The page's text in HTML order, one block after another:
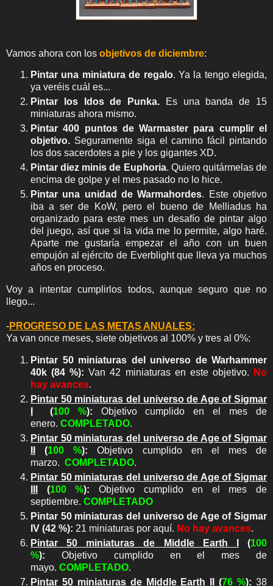
Vamos ahora con los objetivos de diciembre:
Pintar una miniatura de regalo. Ya la tengo elegida,
ya veréis cuál es...
Pintar los
Idos de Punka. Es una banda de 15
miniaturas ahora mismo.
Pintar 400 puntos de Warmaster para cumplir el
objetivo. Seguramente siga el camino fácil pintando
los dos sacerdotes a pie y los gigantes XD.
Pintar diez minis de Euphoria. Quiero quitármelas de
encima de golpe y el mes pasado no lo hice.
Pintar una unidad de Warmahordes. Este objetivo
iba a ser de KoW, pero el bueno de Melliadus ha
organizado para este mes un desafío de pintar algo
del juego, así que si la vida me lo permite, algo haré.
Aparte me gustaría empezar el año con un buen
empujón al ejército de Everblight que lleva ya muchos
años en proceso.
Voy a intentar cumplirlos todos, aunque seguro que no
llego...
-PROGRESO DE LAS METAS ANUALES:
Ya van once meses, siete objetivos al 100% y tres al 0%:
Pintar 50 miniaturas del universo de Warhammer
40k (84 %): Van 42 miniaturas en este objetivo.
No
hay avances.
Pintar 50 miniaturas del universo de Age of Sigmar
(100 %): Objetivo cumplido en el mes de
enero. COMPLETADO.
Pintar 50 miniaturas del universo de Age of Sigmar
(100 %): Objetivo cumplido en el mes de
marzo. COMPLETADO.
Pintar 50 miniaturas del universo de Age of Sigmar
(100%): Objetivo cumplido en el mes de
septiembre. COMPLETADO.
Pintar 50 miniaturas del universo de Age of Sigmar
IV (42 %): 21 miniaturas por aquí. No hay avances.
Pintar 50 miniaturas de Middle Earth I
(100
%): Objetivo cumplido en el mes de
mayo. COMPLETADO.
Pintar 50 miniaturas de Middle Earth II
(76 %): 38